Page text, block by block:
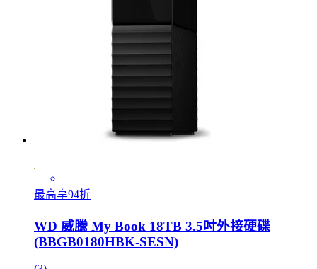
最高享94折
WD 威騰 My Book 18TB 3.5吋外接硬碟
(BBGB0180HBK-SESN)